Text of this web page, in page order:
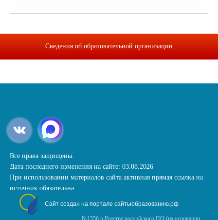
Сведения об образовательной организации
Все права защищены.
Дата последнего изменения на сайте: 03.08.2026
При использовании материалов сайта активная прямая ссылка на
источник обязательна
Сайт создан на портале сайтыобразованию.рф
№1556 в Реестре российского ПО (на основании